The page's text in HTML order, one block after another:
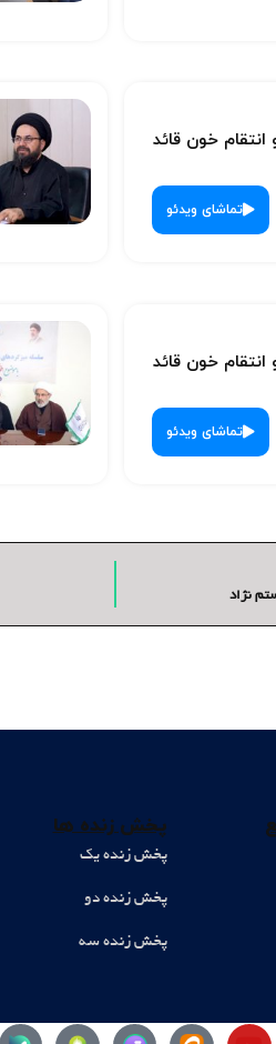
خون قائد
تماشای ویدئو
خون قائد
تماشای ویدئو
نژاد
پخش زنده ها
پخش زنده یک
پخش زنده دو
پخش زنده سه
Y